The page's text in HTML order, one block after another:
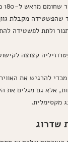
שהפשטידה מקבלת
ולתת לפשטידה
קצוצה
להרגיש את
אלא גם מגלים את
מקסימלית.
שדרוג